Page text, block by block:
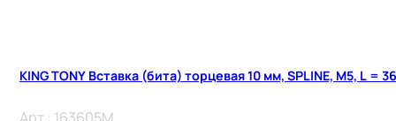
KING TONY Вставка (бита) торцевая 10 мм, SPLINE, М5, L =